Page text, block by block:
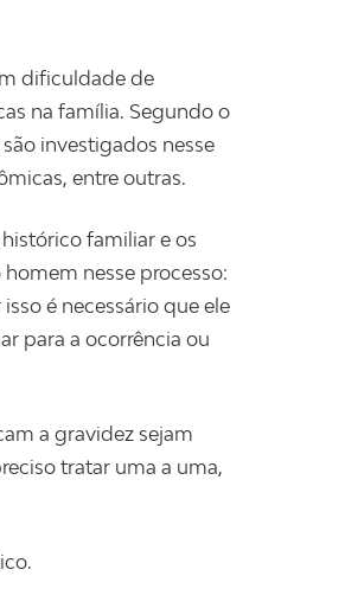
dificuldade de
na família. Segundo o
investigados nesse
entre outras.
familiar e os
nesse processo:
é necessário que ele
para a ocorrência ou
a gravidez sejam
tratar uma a uma,